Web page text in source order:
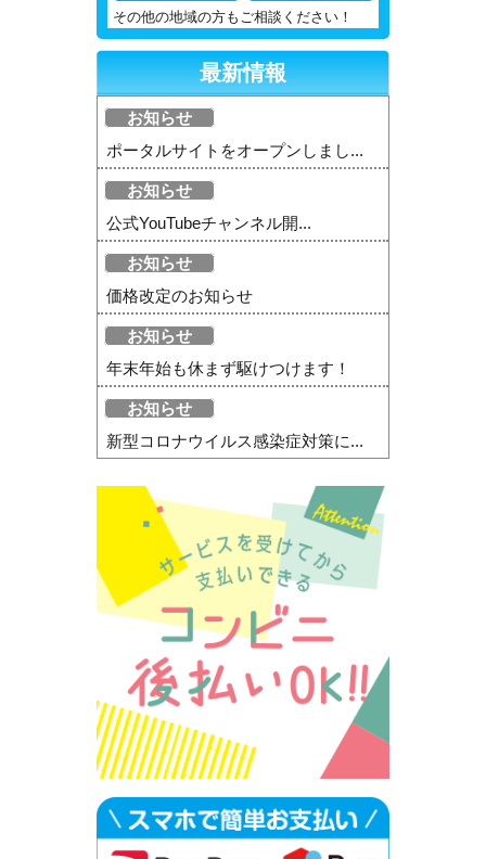
その他の地域の方もご相談ください！
最新情報
お知らせ
ポータルサイトをオープンしまし...
お知らせ
公式YouTubeチャンネル開...
お知らせ
価格改定のお知らせ
お知らせ
年末年始も休まず駆けつけます！
お知らせ
新型コロナウイルス感染症対策に...